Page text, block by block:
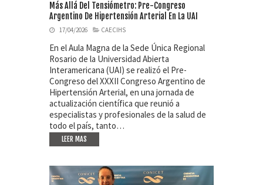
Más Allá Del Tensiómetro: Pre-Congreso
Argentino De Hipertensión Arterial En La UAI
17/04/2026 CAECIHS
En el Aula Magna de la Sede Única Regional
Rosario de la Universidad Abierta
Interamericana (UAI) se realizó el Pre-
Congreso del XXXII Congreso Argentino de
Hipertensión Arterial, en una jornada de
actualización científica que reunió a
especialistas y profesionales de la salud de
todo el país, tanto…
LEER MAS